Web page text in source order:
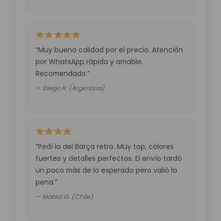
“Muy buena calidad por el precio. Atención
por WhatsApp rápida y amable.
Recomendado.”
— Diego R. (Argentina)
“Pedí la del Barça retro. Muy top, colores
fuertes y detalles perfectos. El envío tardó
un poco más de lo esperado pero valió la
pena.”
— Mateo G. (Chile)